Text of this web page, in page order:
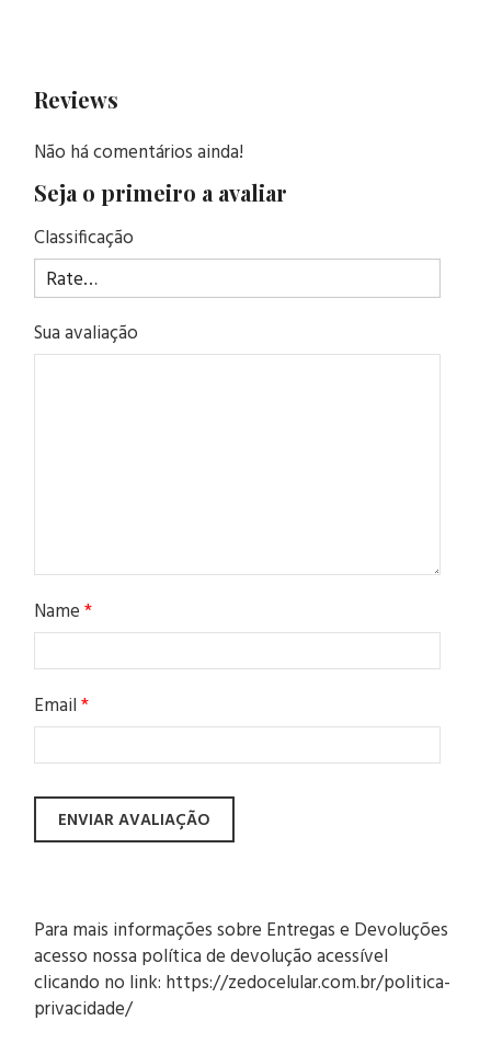
Reviews
Não há comentários ainda!
Seja o primeiro a avaliar
Classificação
Sua avaliação
Name*
Email*
Para mais informações sobre Entregas e Devoluções
acesso nossa política de devolução acessível
clicando no link: https://zedocelular.com.br/politica-
privacidade/